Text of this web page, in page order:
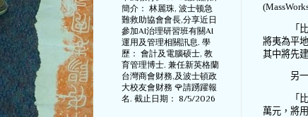
「
將夷為平
其中將先
另
「
萬元，將
簡介： 林麗珠, 波士顿急
難救助協會會長,分享近日
參加AI治理研習班有關AI
運用及管理相關訊息. 學
歷： 會計及電腦硕士, 教
育管理博士. 兼任新英格蘭
台灣商會财務,及波士頓政
大校友會财務 🌹請踴躍報
名. 截止日期： 8/5/2026